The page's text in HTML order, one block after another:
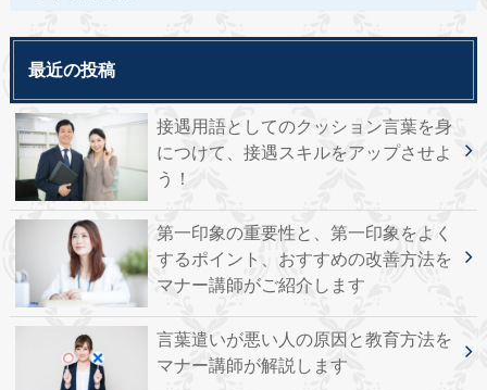
最近の投稿
接遇用語としてのクッション言葉を身
につけて、接遇スキルをアップさせよ
う！
第一印象の重要性と、第一印象をよく
するポイント、おすすめの改善方法を
マナー講師がご紹介します
言葉遣いが悪い人の原因と教育方法を
マナー講師が解説します